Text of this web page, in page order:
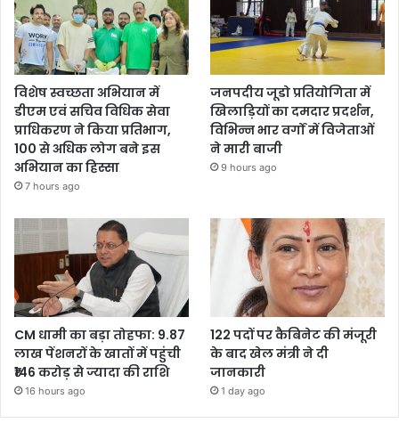
विशेष स्वच्छता अभियान में
डीएम एवं सचिव विधिक सेवा
प्राधिकरण ने किया प्रतिभाग,
100 से अधिक लोग बने इस
अभियान का हिस्सा
7 hours ago
जनपदीय जूडो प्रतियोगिता में
खिलाड़ियों का दमदार प्रदर्शन,
विभिन्न भार वर्गों में विजेताओं
ने मारी बाजी
9 hours ago
CM धामी का बड़ा तोहफा: 9.87
लाख पेंशनरों के खातों में पहुंची
₹146 करोड़ से ज्यादा की राशि
16 hours ago
122 पदों पर कैबिनेट की मंजूरी
के बाद खेल मंत्री ने दी
जानकारी
1 day ago